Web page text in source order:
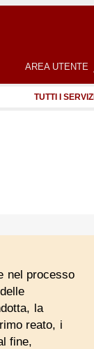
AREA UTENTE
TUTTI I SERVIZI
nel processo
la
reato, i
fine,